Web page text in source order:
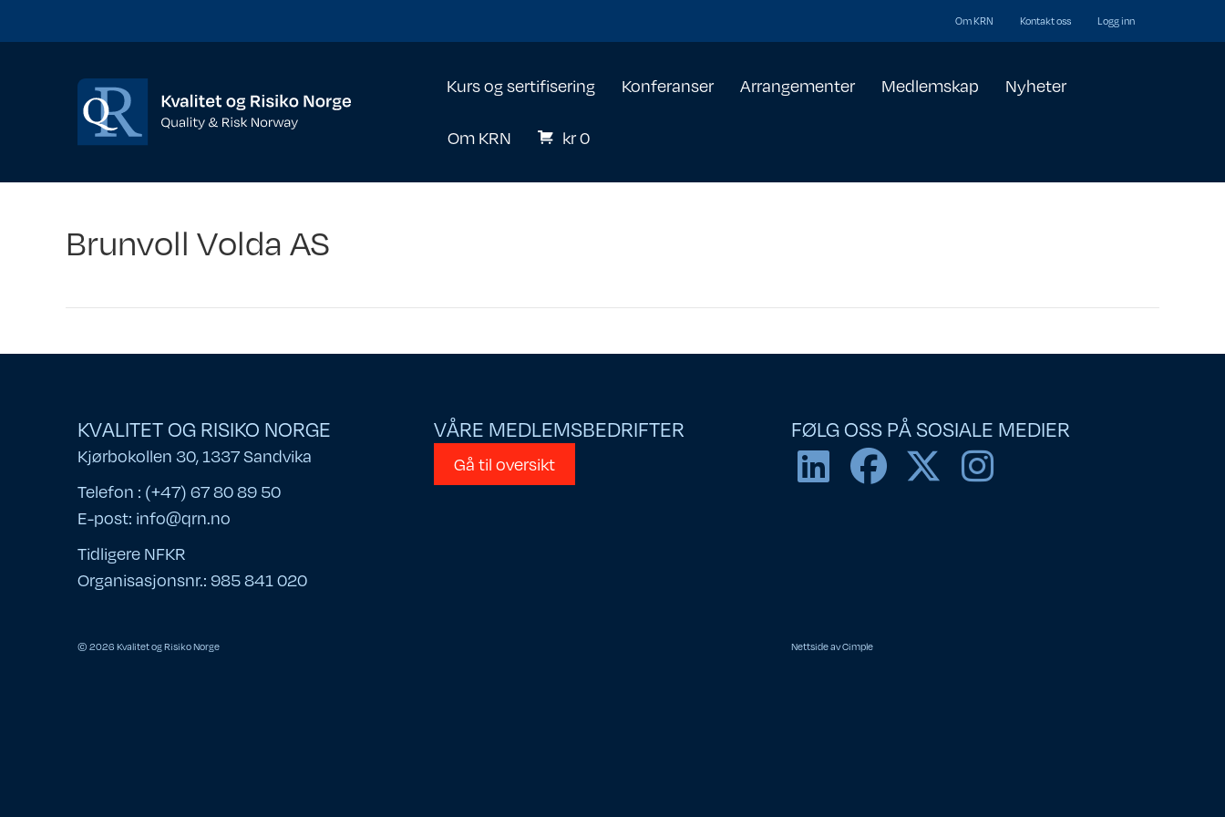
Om KRN Kontakt oss Logg inn
Kurs og sertifisering Konferanser Arrangementer Medlemskap Nyheter
Om KRN kr0
Brunvoll Volda AS
KVALITET OG RISIKO NORGE
Kjørbokollen 30, 1337 Sandvika
Telefon : (+47) 67 80 89 50
E-post: info@qrn.no
Tidligere NFKR
Organisasjonsnr.: 985 841 020
VÅRE MEDLEMSBEDRIFTER
Gå til oversikt
FØLG OSS PÅ SOSIALE MEDIER
© 2026 Kvalitet og Risiko Norge Nettside avCimple